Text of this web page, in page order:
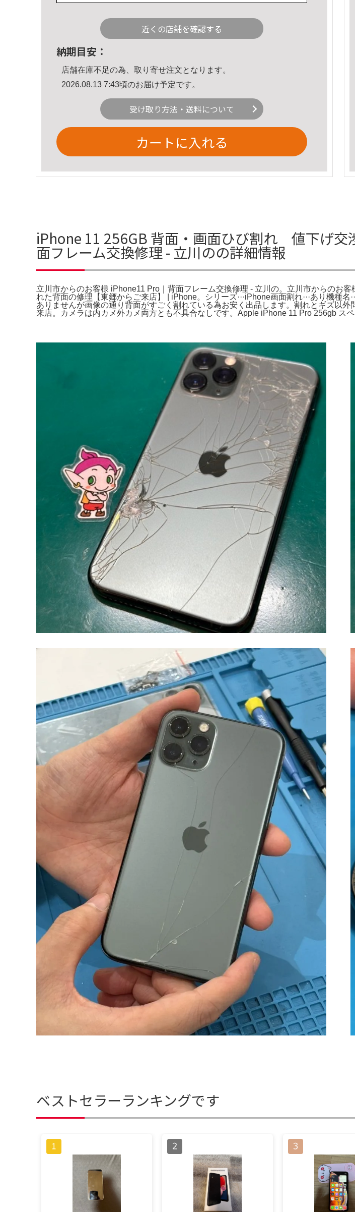
近くの店舗を確認する
納期目安：
店舗在庫不足の為、取り寄せ注文となります。
2026.08.13 7:43頃のお届け予定です。
受け取り方法・送料について
カートに入れる
iPhone 11 256GB 背面・画面ひび割れ 値下げ交
面フレーム交換修理 - 立川のの詳細情報
立川市からのお客様 iPhone11 Pro｜背面フレーム交換修理 - 立川の。立川市からのお
れた背面の修理【東郷からご来店】 | iPhone。シリーズ···iPhone画面割れ···あり機種
ありませんが画像の通り背面がすごく割れている為お安く出品します。割れとギズ以
来店。カメラは内カメ外カメ両方とも不具合なしです。Apple iPhone 11 Pro 256gb ス
ベストセラーランキングです